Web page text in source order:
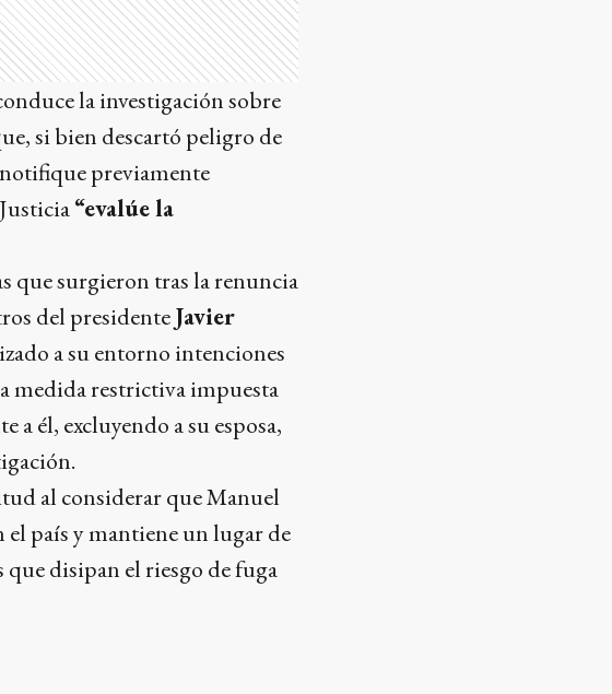
la investigación sobre
si bien descartó peligro de
previamente
“evalúe la
que surgieron tras la renuncia
del presidenteJavier
a su entorno intenciones
medida restrictiva impuesta
a él, excluyendo a su esposa,
al considerar que Manuel
el país y mantiene un lugar de
disipan el riesgo de fuga